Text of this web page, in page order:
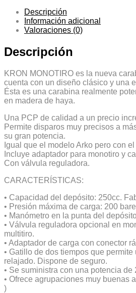
Descripción
Información adicional
Valoraciones (0)
Descripción
KRON MONOTIRO es la nueva
cuenta con un diseño clásico y una
Ésta es una carabina realmente
en madera de haya.
Una PCP de calidad a un precio
Permite disparos muy precisos a
su gran potencia.
Igual que el modelo Arko pero con
Incluye adaptador para monotiro y
Con válvula reguladora.
CARACTERÍSTICAS:
• Capacidad del depósito: 250cc.
• Presión máxima de carga: 200
• Manómetro en la punta del
• Válvula reguladora opcional en
multitiro.
• Adaptador de carga con conector
• Gatillo de dos tiempos que
relajado. Dispone de seguro.
• Se suministra con una potencia de
• Ofrece agrupaciones muy buenas
)